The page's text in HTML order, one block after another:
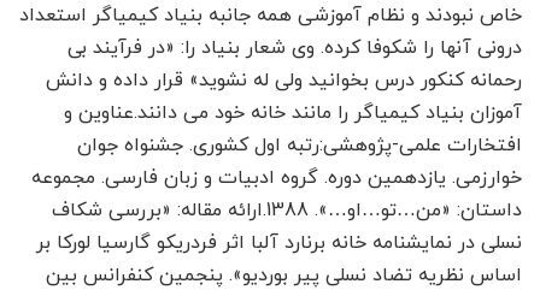
خاص نبودند و نظام آموزشی همه جانبه بنیاد کیمیاگر استعداد
درونی آنها را شکوفا کرده. وی شعار بنیاد را: «در فرآیند بی
رحمانه کنکور درس بخوانید ولی له نشوید» قرار داده و دانش
آموزان بنیاد کیمیاگر را مانند خانه خود می دانند.عناوین و
افتخارات علمی-پژوهشی:رتبه اول کشوری. جشنواه جوان
خوارزمی. یازدهمین دوره. گروه ادبیات و زبان فارسی. مجموعه
داستان: «من…تو…او…». 1388.ارائه مقاله: «بررسی شکاف
نسلی در نمایشنامه خانه برنارد آلبا اثر فردریکو گارسیا لورکا بر
اساس نظریه تضاد نسلی پیر بوردیو». پنجمین کنفرانس بین